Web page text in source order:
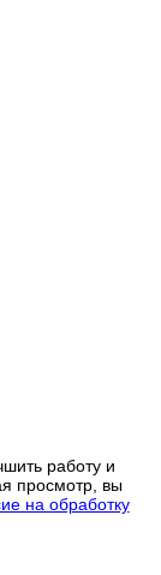
работу и
просмотр, вы
на обработку